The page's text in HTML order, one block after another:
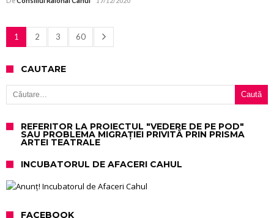
1 2 3 60
CAUTARE
Caută după:
REFERITOR LA PROIECTUL "VEDERE DE PE POD"
SAU PROBLEMA MIGRAȚIEI PRIVITĂ PRIN PRISMA
ARTEI TEATRALE
INCUBATORUL DE AFACERI CAHUL
FACEBOOK